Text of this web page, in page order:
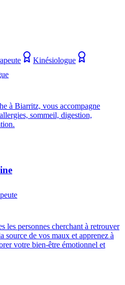
Kinésiologue
à Biarritz, vous accompagne
sommeil, digestion,
les personnes cherchant à retrouver
de vos maux et apprenez à
votre bien-être émotionnel et